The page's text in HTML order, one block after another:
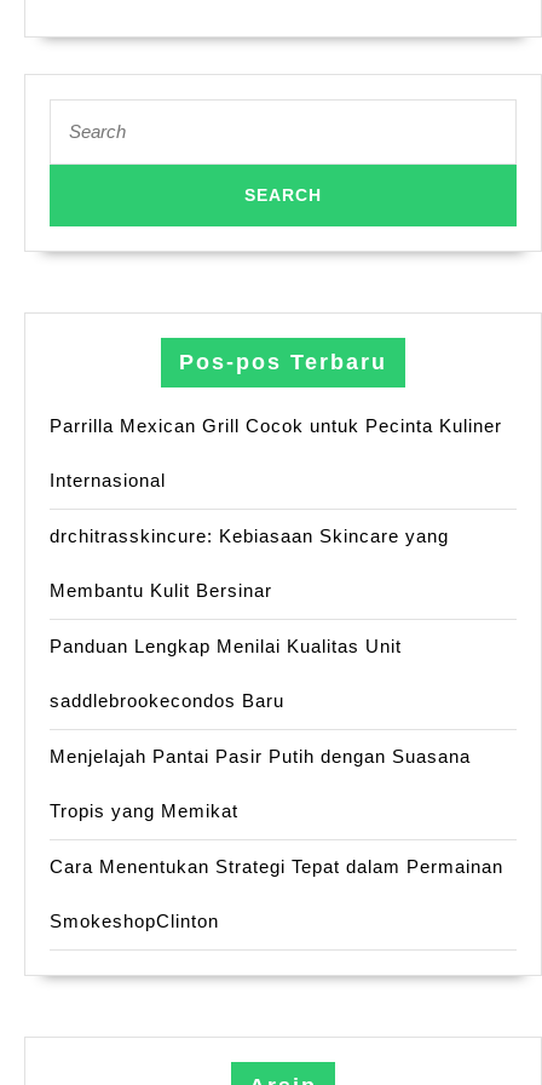
for:
Pos-pos Terbaru
Parrilla Mexican Grill Cocok untuk Pecinta Kuliner
Internasional
drchitrasskincure: Kebiasaan Skincare yang
Membantu Kulit Bersinar
Panduan Lengkap Menilai Kualitas Unit
saddlebrookecondos Baru
Menjelajah Pantai Pasir Putih dengan Suasana
Tropis yang Memikat
Cara Menentukan Strategi Tepat dalam Permainan
SmokeshopClinton